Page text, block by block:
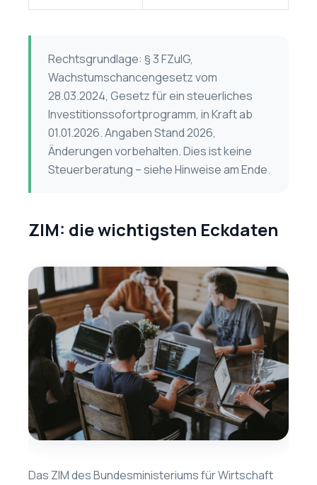
Rechtsgrundlage: § 3 FZulG,
Wachstumschancengesetz vom
28.03.2024, Gesetz für ein steuerliches
Investitionssofortprogramm, in Kraft ab
01.01.2026. Angaben Stand 2026,
Änderungen vorbehalten. Dies ist keine
Steuerberatung – siehe Hinweise am Ende.
ZIM: die wichtigsten Eckdaten
Das ZIM des Bundesministeriums für Wirtschaft